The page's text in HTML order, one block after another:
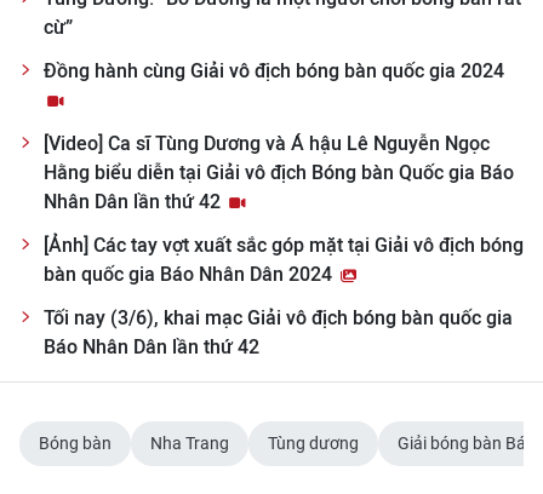
Media Pháp luật
Media Du lịch
Media Thể thao
Media Y tế
Media Khoa học - Công nghệ
Media Môi trường
Ảnh
cừ”
Đồng hành cùng Giải vô địch bóng bàn quốc gia 2024
[Video] Ca sĩ Tùng Dương và Á hậu Lê Nguyễn Ngọc
Hằng biểu diễn tại Giải vô địch Bóng bàn Quốc gia Báo
Nhân Dân lần thứ 42
[Ảnh] Các tay vợt xuất sắc góp mặt tại Giải vô địch bóng
bàn quốc gia Báo Nhân Dân 2024
Tối nay (3/6), khai mạc Giải vô địch bóng bàn quốc gia
Báo Nhân Dân lần thứ 42
Bóng bàn Nha Trang Tùng dương Giải bóng bàn Báo